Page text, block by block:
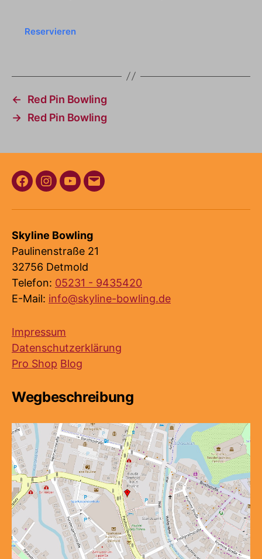
Reservieren
←
Red Pin Bowling
→ Red Pin Bowling
FacebookInstagram
Youtube
E-
Skyline Bowling
Paulinenstraße 21
32756 Detmold
Telefon: 05231 - 9435420
E-Mail: info@skyline-bowling.de
Impressum
Datenschutzerklärung
Pro Shop Blog
Wegbeschreibung